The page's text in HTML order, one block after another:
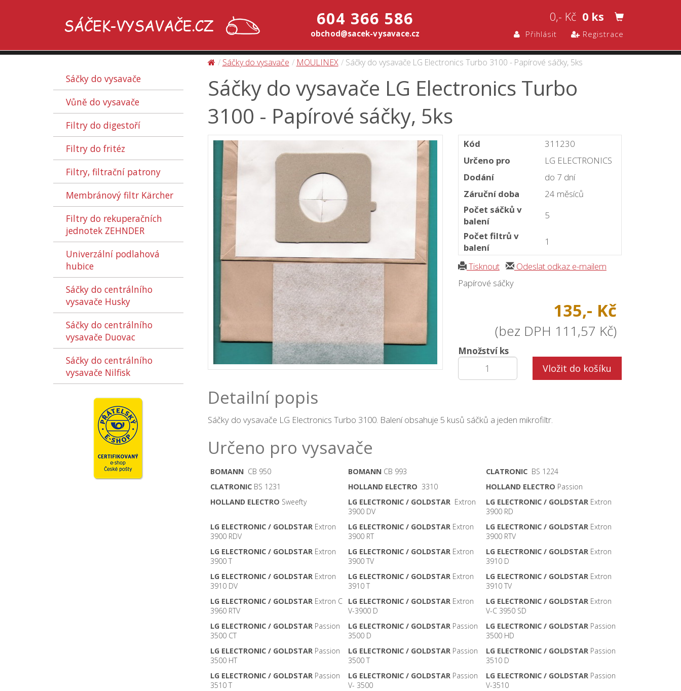
604 366 586
obchod@sacek-vysavace.cz
0,- Kč 0 ks
Přihlásit Registrace
Sáčky do vysavače
Vůně do vysavače
Filtry do digestoří
Filtry do fritéz
Filtry, filtrační patrony
Membránový filtr Kärcher
Filtry do rekuperačních
jednotek ZEHNDER
Univerzální podlahová
hubice
Sáčky do centrálního
vysavače Husky
Sáčky do centrálního
vysavače Duovac
Sáčky do centrálního
vysavače Nilfisk
Sáčky do vysavače MOULINEX Sáčky do vysavače LG Electronics Turbo 3100 - Papírové sáčky, 5ks
Sáčky do vysavače LG Electronics Turbo
3100 - Papírové sáčky, 5ks
Kód
311230
Určeno pro
LG ELECTRONICS
Dodání
do 7 dní
Záruční doba
24 měsíců
Počet sáčků v
balení
5
Počet filtrů v
balení
1
Tisknout
Odeslat odkaz e-mailem
Papírové sáčky
135,- Kč
(bez DPH 111,57 Kč)
Množství ks
Vložit do košíku
Detailní popis
Sáčky do vysavače LG Electronics Turbo 3100. Balení obsahuje 5 kusů sáčků a jeden mikrofiltr.
Určeno pro vysavače
BOMANNCB 950 BOMANNCB 993 CLATRONIC BS 1224
CLATRONICBS 1231 HOLLAND ELECTRO 3310 HOLLAND ELECTRO Passion
HOLLAND ELECTRO Sweefty LG ELECTRONIC / GOLDSTARExtron
3900 DV
LG ELECTRONIC / GOLDSTAR Extron
3900 RD
LG ELECTRONIC / GOLDSTARExtron
3900 RDV
LG ELECTRONIC / GOLDSTARExtron
3900 RT
LG ELECTRONIC / GOLDSTAR Extron
3900 RTV
LG ELECTRONIC / GOLDSTARExtron
3900 T
LG ELECTRONIC / GOLDSTARExtron
3900 TV
LG ELECTRONIC / GOLDSTAR Extron
3910 D
LG ELECTRONIC / GOLDSTARExtron
3910 DV
LG ELECTRONIC / GOLDSTARExtron
3910 T
LG ELECTRONIC / GOLDSTAR Extron
3910 TV
LG ELECTRONIC / GOLDSTARExtron C
3960 RTV
LG ELECTRONIC / GOLDSTARExtron
V-3900 D
LG ELECTRONIC / GOLDSTAR Extron
V-C 3950 SD
LG ELECTRONIC / GOLDSTARPassion
3500 CT
LG ELECTRONIC / GOLDSTARPassion
3500 D
LG ELECTRONIC / GOLDSTAR Passion
3500 HD
LG ELECTRONIC / GOLDSTARPassion
3500 HT
LG ELECTRONIC / GOLDSTARPassion
3500 T
LG ELECTRONIC / GOLDSTAR Passion
3510 D
LG ELECTRONIC / GOLDSTARPassion
3510 T
LG ELECTRONIC / GOLDSTARPassion
V- 3500
LG ELECTRONIC / GOLDSTAR Passion
V-3510